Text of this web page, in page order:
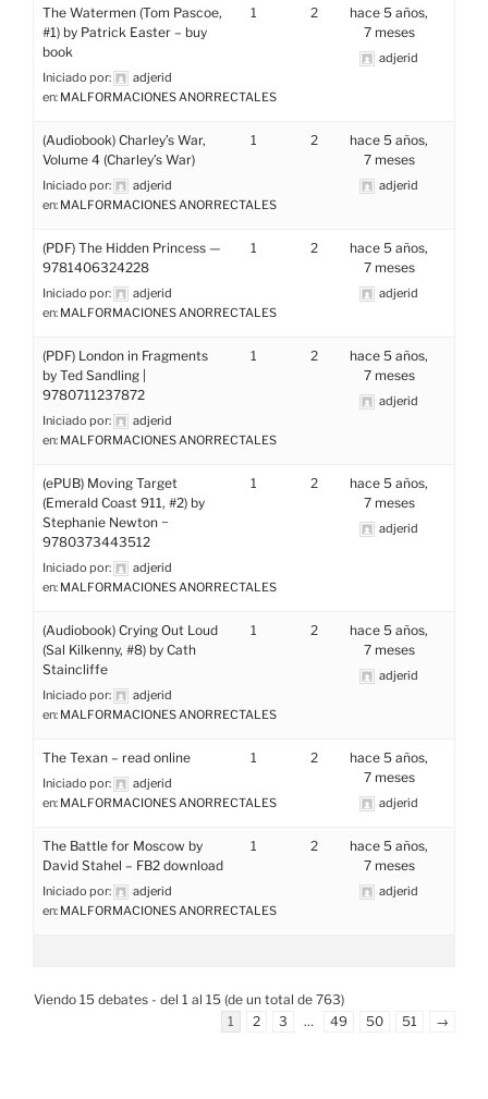
The Watermen (Tom Pascoe,
#1) by Patrick Easter – buy
book
Iniciado por:
adjerid
en: MALFORMACIONES ANORRECTALES
1 2
hace 5 años,
7 meses
adjerid
(Audiobook) Charley’s War,
Volume 4 (Charley’s War)
Iniciado por:
adjerid
en: MALFORMACIONES ANORRECTALES
1 2
hace 5 años,
7 meses
adjerid
(PDF) The Hidden Princess —
9781406324228
Iniciado por:
adjerid
en: MALFORMACIONES ANORRECTALES
1 2
hace 5 años,
7 meses
adjerid
(PDF) London in Fragments
by Ted Sandling |
9780711237872
Iniciado por:
adjerid
en: MALFORMACIONES ANORRECTALES
1 2
hace 5 años,
7 meses
adjerid
(ePUB) Moving Target
(Emerald Coast 911, #2) by
Stephanie Newton ~
9780373443512
Iniciado por:
adjerid
en: MALFORMACIONES ANORRECTALES
1 2
hace 5 años,
7 meses
adjerid
(Audiobook) Crying Out Loud
(Sal Kilkenny, #8) by Cath
Staincliffe
Iniciado por:
adjerid
en: MALFORMACIONES ANORRECTALES
1 2
hace 5 años,
7 meses
adjerid
The Texan – read online
Iniciado por:
adjerid
en: MALFORMACIONES ANORRECTALES
1 2
hace 5 años,
7 meses
adjerid
The Battle for Moscow by
David Stahel – FB2 download
Iniciado por:
adjerid
en: MALFORMACIONES ANORRECTALES
1 2
hace 5 años,
7 meses
adjerid
Viendo 15 debates - del 1 al 15 (de un total de 763)
1
2 3 … 49 50 51 →